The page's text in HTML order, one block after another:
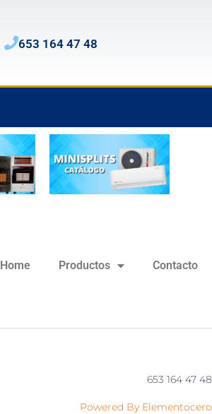
653 164 47 48
Home Productos Contacto
653 164 47 48
Powered By Elementocero